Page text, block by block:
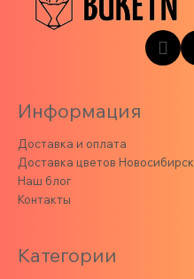
Информация
Доставка и оплата
Доставка цветов Новосибирск
Наш блог
Контакты
Категории